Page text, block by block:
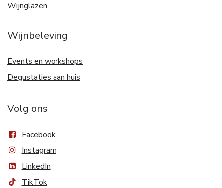
Wijnglazen
Wijnbeleving
Events en workshops
Degustaties aan huis
Volg ons
Facebook
Instagram
LinkedIn
TikTok